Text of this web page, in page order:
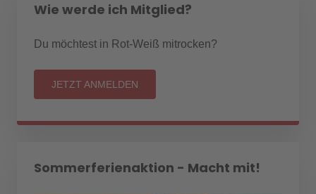
Wie werde ich Mitglied?
Du möchtest in Rot-Weiß mitrocken?
JETZT ANMELDEN
Sommerferienaktion - Macht mit!